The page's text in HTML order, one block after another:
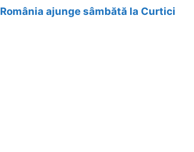
ajunge sâmbătă la Curtici